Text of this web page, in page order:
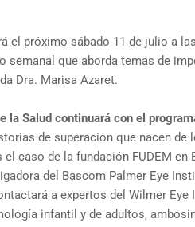
el próximo sábado 11 de julio a
semanal que aborda temas de
Dra. Marisa Azaret.
la Salud continuará con el
de superación que nacen de
caso de la fundación FUDEM en
del Bascom Palmer Eye
a expertos del Wilmer
infantil y de adultos,